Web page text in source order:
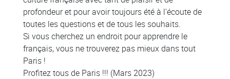
profondeur et pour avoir toujours été à l'écoute de
toutes les questions et de tous les souhaits.
Si vous cherchez un endroit pour apprendre le
français, vous ne trouverez pas mieux dans tout
Paris !
Profitez tous de Paris !!! (Mars 2023)